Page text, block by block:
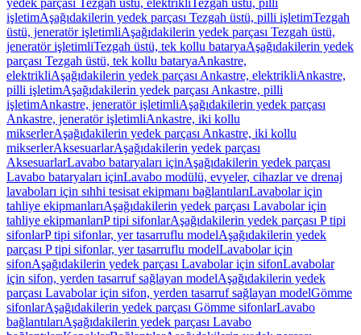
yedek parçası Tezgah üstü, elektrikli Tezgah üstü, pilli
işletimAşağıdakilerin yedek parçası Tezgah üstü, pilli işletimTezgah
üstü, jeneratör işletimliAşağıdakilerin yedek parçası Tezgah üstü,
jeneratör işletimliTezgah üstü, tek kollu bataryaAşağıdakilerin yedek
parçası Tezgah üstü, tek kollu bataryaAnkastre,
elektrikliAşağıdakilerin yedek parçası Ankastre, elektrikliAnkastre,
pilli işletimAşağıdakilerin yedek parçası Ankastre, pilli
işletimAnkastre, jeneratör işletimliAşağıdakilerin yedek parçası
Ankastre, jeneratör işletimliAnkastre, iki kollu
mikserlerAşağıdakilerin yedek parçası Ankastre, iki kollu
mikserlerAksesuarlarAşağıdakilerin yedek parçası
AksesuarlarLavabo bataryaları içinAşağıdakilerin yedek parçası
Lavabo bataryaları içinLavabo modülü, evyeler, cihazlar ve drenaj
lavaboları için sıhhi tesisat ekipmanı bağlantılarıLavabolar için
tahliye ekipmanlarıAşağıdakilerin yedek parçası Lavabolar için
tahliye ekipmanlarıP tipi sifonlarAşağıdakilerin yedek parçası P tipi
sifonlarP tipi sifonlar, yer tasarruflu modelAşağıdakilerin yedek
parçası P tipi sifonlar, yer tasarruflu modelLavabolar için
sifonAşağıdakilerin yedek parçası Lavabolar için sifonLavabolar
için sifon, yerden tasarruf sağlayan modelAşağıdakilerin yedek
parçası Lavabolar için sifon, yerden tasarruf sağlayan modelGömme
sifonlarAşağıdakilerin yedek parçası Gömme sifonlarLavabo
bağlantılarıAşağıdakilerin yedek parçası Lavabo